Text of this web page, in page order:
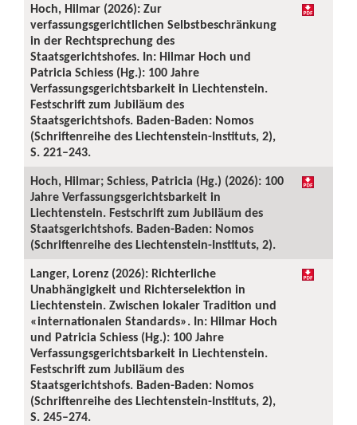
Hoch, Hilmar (2026): Zur
verfassungsgerichtlichen Selbstbeschränkung
in der Rechtsprechung des
Staatsgerichtshofes. In: Hilmar Hoch und
Patricia Schiess (Hg.): 100 Jahre
Verfassungsgerichtsbarkeit in Liechtenstein.
Festschrift zum Jubiläum des
Staatsgerichtshofs. Baden-Baden: Nomos
(Schriftenreihe des Liechtenstein-Instituts, 2),
S. 221–243.
Hoch, Hilmar; Schiess, Patricia (Hg.) (2026): 100
Jahre Verfassungsgerichtsbarkeit in
Liechtenstein. Festschrift zum Jubiläum des
Staatsgerichtshofs. Baden-Baden: Nomos
(Schriftenreihe des Liechtenstein-Instituts, 2).
Langer, Lorenz (2026): Richterliche
Unabhängigkeit und Richterselektion in
Liechtenstein. Zwischen lokaler Tradition und
«internationalen Standards». In: Hilmar Hoch
und Patricia Schiess (Hg.): 100 Jahre
Verfassungsgerichtsbarkeit in Liechtenstein.
Festschrift zum Jubiläum des
Staatsgerichtshofs. Baden-Baden: Nomos
(Schriftenreihe des Liechtenstein-Instituts, 2),
S. 245–274.